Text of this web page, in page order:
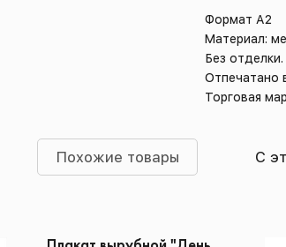
Формат А2
Материал:
Без
Отпечатано
Торговая
Похожие товары С